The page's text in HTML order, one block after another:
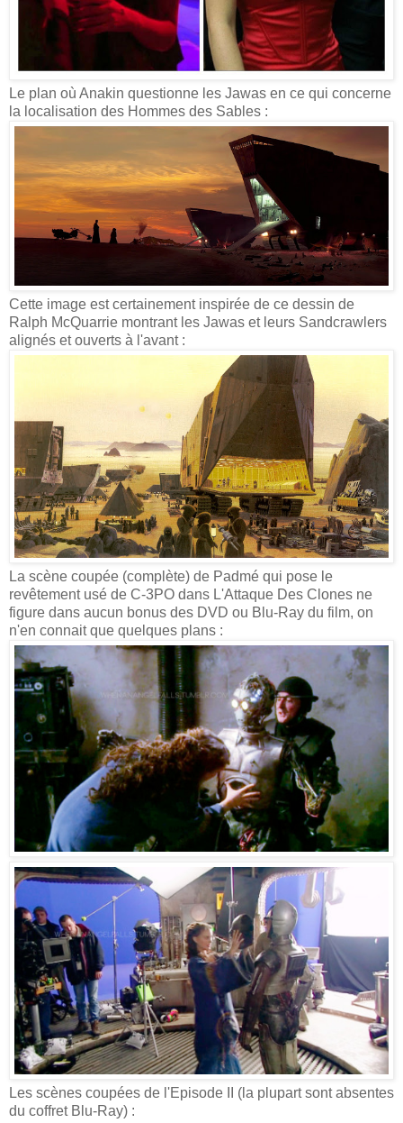
Le plan où Anakin questionne les Jawas en ce qui concerne
la localisation des Hommes des Sables :
Cette image est certainement inspirée de ce dessin de
Ralph McQuarrie montrant les Jawas et leurs Sandcrawlers
alignés et ouverts à l'avant :
La scène coupée (complète) de Padmé qui pose le
revêtement usé de C-3PO dans L'Attaque Des Clones ne
figure dans aucun bonus des DVD ou Blu-Ray du film, on
n'en connait que quelques plans :
Les scènes coupées de l'Episode II (la plupart sont absentes
du coffret Blu-Ray) :